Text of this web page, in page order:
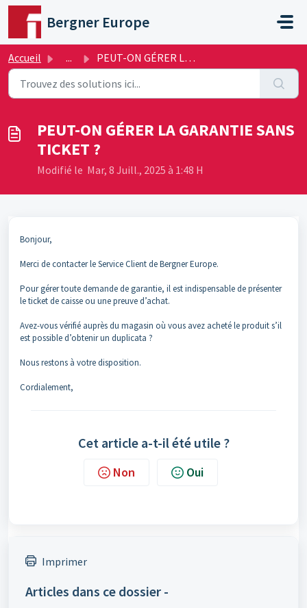
Passer au contenu principal
Bergner Europe
Accueil ... PEUT-ON GÉRER LA GARANTIE SANS TICKET ?
PEUT-ON GÉRER LA GARANTIE SANS
TICKET ?
Modifié le Mar, 8 Juill., 2025 à 1:48 H
Bonjour,
Merci de contacter le Service Client de Bergner Europe.
Pour gérer toute demande de garantie, il est indispensable de présenter
le ticket de caisse ou une preuve d’achat.
Avez-vous vérifié auprès du magasin où vous avez acheté le produit s’il
est possible d’obtenir un duplicata ?
Nous restons à votre disposition.
Cordialement,
Cet article a-t-il été utile ?
Non Oui
Imprimer
Articles dans ce dossier -